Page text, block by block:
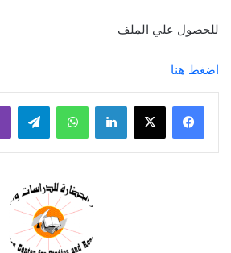
للحصول علي الملف
اضغط هنا
لينكدإن واتساب